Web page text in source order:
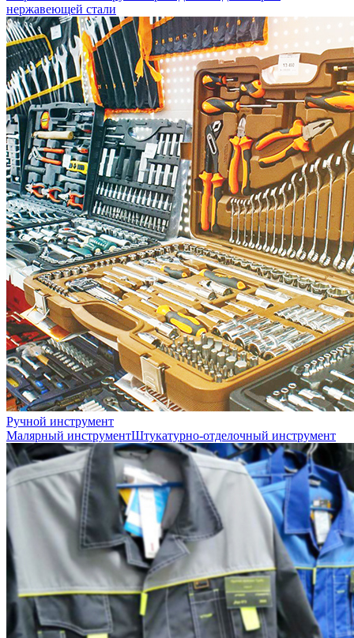
нержавеющей стали
Ручной инструмент
Малярный инструментШтукатурно-отделочный инструмент